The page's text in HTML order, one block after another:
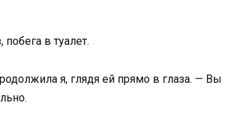
в туалет.
я, глядя ей прямо в глаза. — Вы